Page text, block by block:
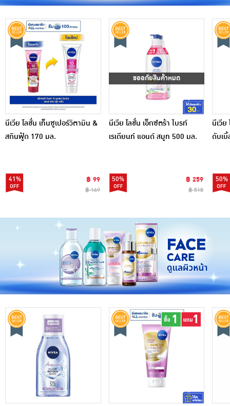
นีเวีย โลชั่น เท็นซูเปอร์วิตามิน &
สกินฟู้ด 170 มล.
41% ฿ 99
฿ 169
ขออภัยสินค้าหมด
นีเวีย โลชั่น เอ็กซ์ตร้า ไบรท์
เรเดียนท์ แอนด์ สมูท 500 มล.
50% ฿ 259
฿ 518
นีเวีย
ดับเ
50%